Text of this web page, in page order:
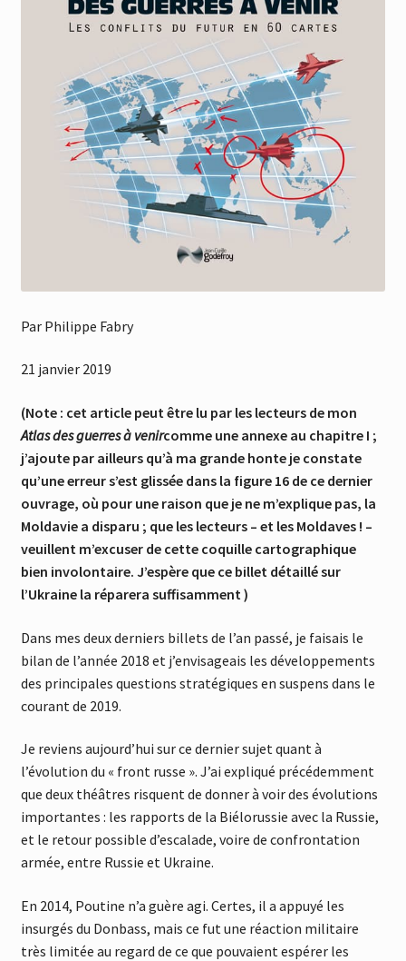
Par Philippe Fabry
21 janvier 2019
(Note : cet article peut être lu par les lecteurs de mon
Atlas des guerres à venircomme une annexe au chapitre I ;
j’ajoute par ailleurs qu’à ma grande honte je constate
qu’une erreur s’est glissée dans la figure 16 de ce dernier
ouvrage, où pour une raison que je ne m’explique pas, la
Moldavie a disparu ; que les lecteurs – et les Moldaves ! –
veuillent m’excuser de cette coquille cartographique
bien involontaire. J’espère que ce billet détaillé sur
l’Ukraine la réparera suffisamment )
Dans mes deux derniers billets de l’an passé, je faisais le
bilan de l’année 2018 et j’envisageais les développements
des principales questions stratégiques en suspens dans le
courant de 2019.
Je reviens aujourd’hui sur ce dernier sujet quant à
l’évolution du « front russe ». J’ai expliqué précédemment
que deux théâtres risquent de donner à voir des évolutions
importantes : les rapports de la Biélorussie avec la Russie,
et le retour possible d’escalade, voire de confrontation
armée, entre Russie et Ukraine.
En 2014, Poutine n’a guère agi. Certes, il a appuyé les
insurgés du Donbass, mais ce fut une réaction militaire
très limitée au regard de ce que pouvaient espérer les